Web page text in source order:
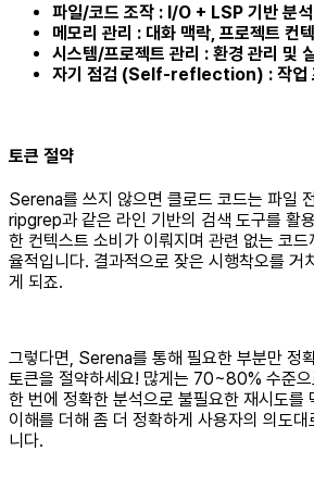
파일/코드 조작 : I/O + LSP 기반 분석
메모리 관리 : 대화 맥락, 프로젝트 컨
시스템/프로젝트 관리 : 환경 관리 및
자기 점검 (Self-reflection) : 작업
토큰 절약
Serena를 쓰지 않으면 클로드 코드는 파일
ripgrep과 같은 라인 기반의 검색 도구를 활
한 컨텍스트 소비가 이뤄지며 관련 없는 코
율적입니다. 결과적으로 잦은 시행착오를 거
게 되죠.
그렇다면, Serena를 통해 필요한 부분만 정
토큰을 절약하세요! 많게는 70~80% 수준으
한 번에 정확한 분석으로 불필요한 재시도를
이해를 더해 좀 더 정확하게 사용자의 의도
니다.